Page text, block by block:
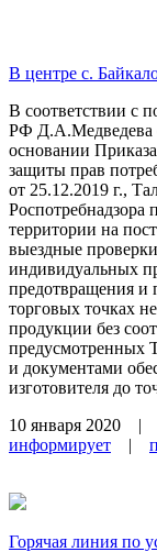
В центре с.
В соответствии с
РФ Д.А.Медведева
основании
защиты прав
от 25.12.2019 г.,
Роспотребнадзора
территории на
выездные
индивидуальных
предотвращения и
торговых точках
продукции без
предусмотренных
и документами
изготовителя до
10 января 2020 |
информирует |
Горячая линия по